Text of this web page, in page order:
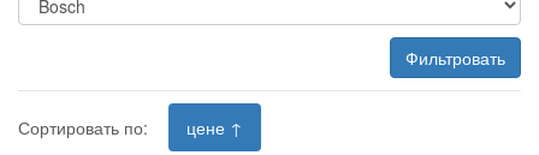
Фильтровать
Сортировать по: цене ↑